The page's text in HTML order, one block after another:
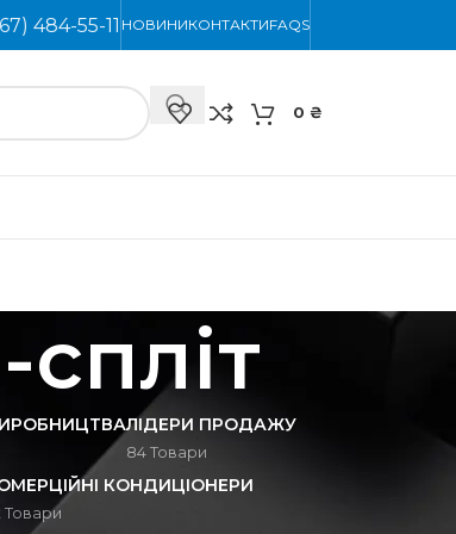
484-55-11 НОВИНИКОНТАКТИFAQS
0 ₴
ЛІДЕРИ ПРОДАЖУ
84 Товари
КОНДИЦІОНЕРИ
Товари